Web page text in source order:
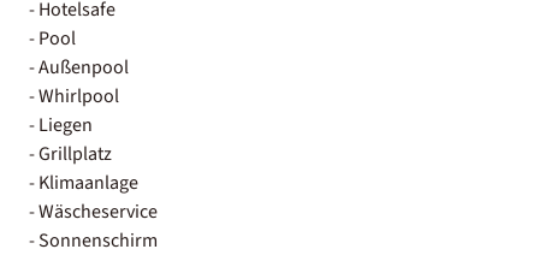
- Hotelsafe
- Pool
- Außenpool
- Whirlpool
- Liegen
- Grillplatz
- Klimaanlage
- Wäscheservice
- Sonnenschirm